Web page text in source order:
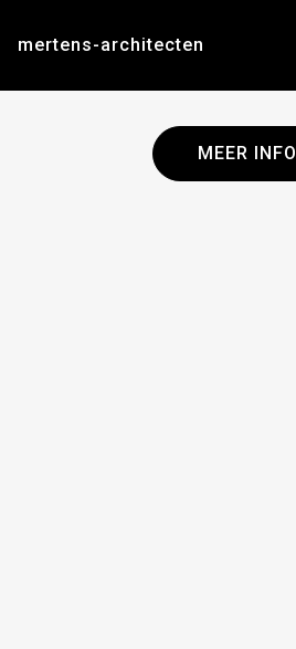
mertens-architecten
MEER INFO